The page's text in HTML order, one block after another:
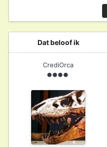
Dat beloof ik
CrediOrca